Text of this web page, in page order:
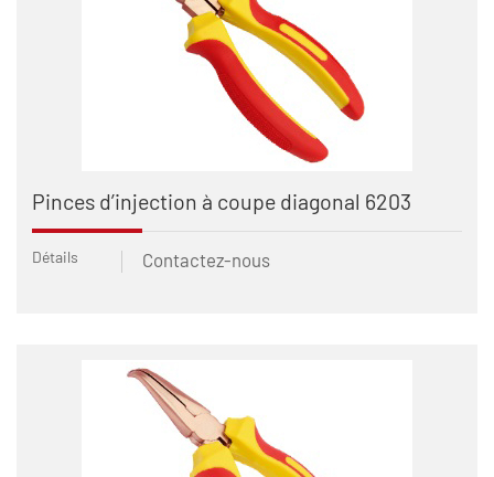
Pinces d’injection à coupe diagonal 6203
Détails Contactez-nous